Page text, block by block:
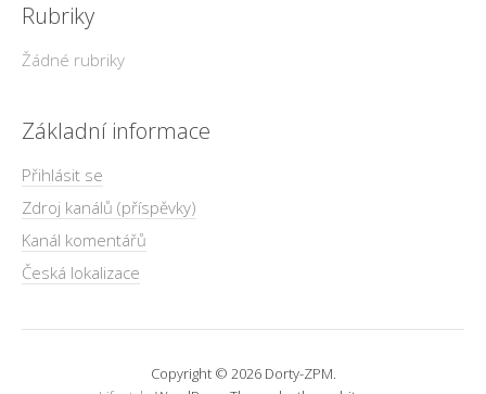
Rubriky
Žádné rubriky
Základní informace
Přihlásit se
Zdroj kanálů (příspěvky)
Kanál komentářů
Česká lokalizace
Copyright © 2026 Dorty-ZPM.